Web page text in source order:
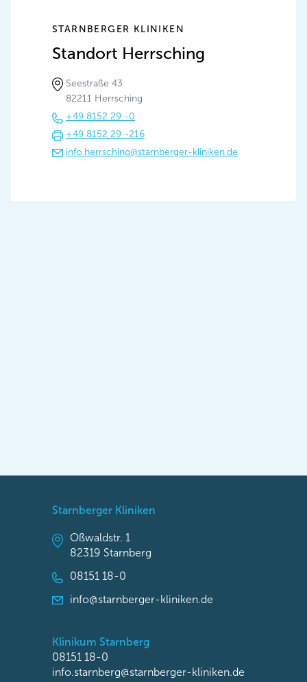
STARNBERGER KLINIKEN
Standort Herrsching
Seestraße 43
82211 Herrsching
+49 8152 29 -0
+49 8152 29 -216
info.herrsching@starnberger-kliniken.de
Starnberger Kliniken
Oßwaldstr. 1
82319 Starnberg
08151 18-0
info@starnberger-kliniken.de
Klinikum Starnberg
08151 18-0
info.starnberg@starnberger-kliniken.de